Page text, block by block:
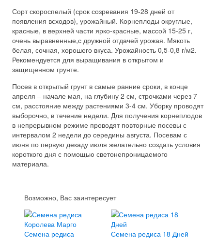
Сорт скороспелый (срок созревания 19-28 дней от
появления всходов), урожайный. Корнеплоды округлые,
красные, в верхней части ярко-красные, массой 15-25 г,
очень выравненные,с дружной отдачей урожая. Мякоть
белая, сочная, хорошего вкуса. Урожайность 0,5-0,8 г/м2.
Рекомендуется для выращивания в открытом и
защищенном грунте.
Посев в открытый грунт в самые ранние сроки, в конце
апреля – начале мая, на глубину 2 см, строчками через 7
см, расстояние между растениями 3-4 см. Уборку проводят
выборочно, в течение недели. Для получения корнеплодов
в непрерывном режиме проводят повторные посевы с
интервалом 2 недели до середины августа. Посевам с
июня по первую декаду июля желательно создать условия
короткого дня с помощью светонепроницаемого
материала.
Возможно, Вас заинтересует
Семена редиса
Семена редиса 18 Дней